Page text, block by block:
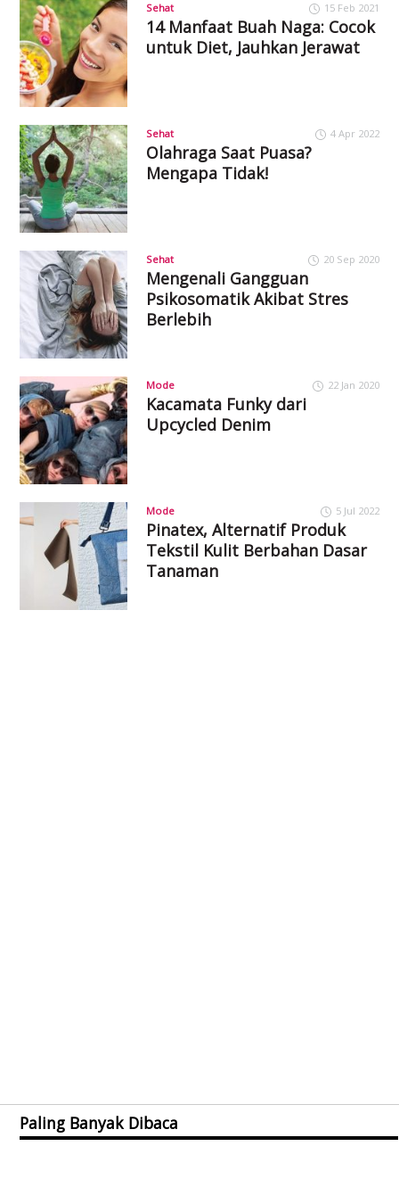
Sehat 15 Feb 2021
14 Manfaat Buah Naga: Cocok
untuk Diet, Jauhkan Jerawat
Sehat 4 Apr 2022
Olahraga Saat Puasa?
Mengapa Tidak!
Sehat 20 Sep 2020
Mengenali Gangguan
Psikosomatik Akibat Stres
Berlebih
Mode 22 Jan 2020
Kacamata Funky dari
Upcycled Denim
Mode 5 Jul 2022
Pinatex, Alternatif Produk
Tekstil Kulit Berbahan Dasar
Tanaman
Paling Banyak Dibaca